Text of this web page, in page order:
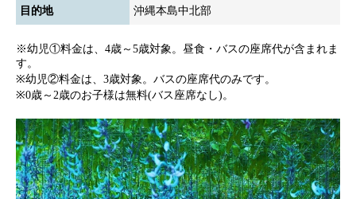
目的地 沖縄本島中北部
※幼児①料金は、4歳～5歳対象。昼食・バスの座席代が含まれま
す。
※幼児②料金は、3歳対象。バスの座席代のみです。
※0歳～2歳のお子様は無料(バス座席なし)。